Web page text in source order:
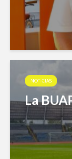
NOTICIAS
La